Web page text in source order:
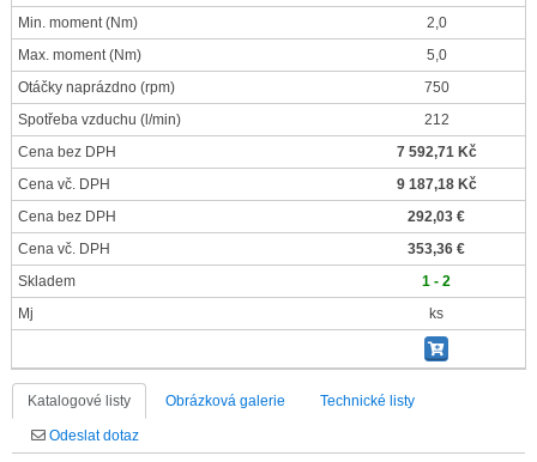
Min. moment(Nm)
2,0
Max. moment(Nm)
5,0
Otáčky naprázdno (rpm)
750
Spotřeba vzduchu (l/min)
212
Cena bez DPH
7 592,71 Kč
Cena vč. DPH
9 187,18 Kč
Cena bez DPH
292,03 €
Cena vč. DPH
353,36 €
Skladem
1 - 2
Mj
ks
Katalogové listy Obrázková galerie Technické listy
Odeslat dotaz